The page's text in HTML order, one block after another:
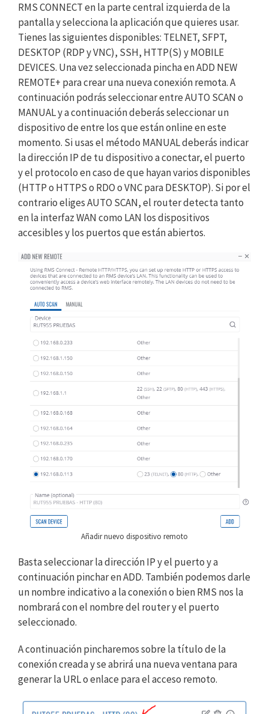
RMS CONNECT en la parte central izquierda de la
pantalla y selecciona la aplicación que quieres usar.
Tienes las siguientes disponibles: TELNET, SFPT,
DESKTOP (RDP y VNC), SSH, HTTP(S) y MOBILE
DEVICES. Una vez seleccionada pincha en ADD NEW
REMOTE+ para crear una nueva conexión remota. A
continuación podrás seleccionar entre AUTO SCAN o
MANUAL y a continuación deberás seleccionar un
dispositivo de entre los que están online en este
momento. Si usas el método MANUAL deberás indicar
la dirección IP de tu dispositivo a conectar, el puerto
y el protocolo en caso de que hayan varios disponibles
(HTTP o HTTPS o RDO o VNC para DESKTOP). Si por el
contrario eliges AUTO SCAN, el router detecta tanto
en la interfaz WAN como LAN los dispositivos
accesibles y los puertos que están abiertos.
Añadir nuevo dispositivo remoto
Basta seleccionar la dirección IP y el puerto y a
continuación pinchar en ADD. También podemos darle
un nombre indicativo a la conexión o bien RMS nos la
nombrará con el nombre del router y el puerto
seleccionado.
A continuación pincharemos sobre la título de la
conexión creada y se abrirá una nueva ventana para
generar la URL o enlace para el acceso remoto.